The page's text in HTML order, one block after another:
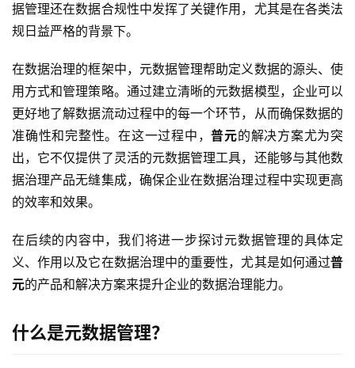
据管理还在数据合规性中发挥了关键作用，尤其是在各类法
规日益严格的背景下。
在数据治理的框架中，元数据管理帮助定义数据的源头、使
用方式和管理策略。通过建立清晰的元数据模型，企业可以
更好地了解数据流动过程中的每一个环节，从而确保数据的
准确性和完整性。在这一过程中，普元的解决方案尤为突
出，它不仅提供了灵活的元数据管理工具，还能够与其他数
据治理产品无缝集成，确保企业在数据治理过程中实现更高
的效率和效果。
在后续的内容中，我们将进一步探讨元数据管理的具体定
义、作用以及它在数据治理中的重要性，尤其是如何通过普
元的产品和解决方案来提升企业的数据治理能力。
什么是元数据管理？